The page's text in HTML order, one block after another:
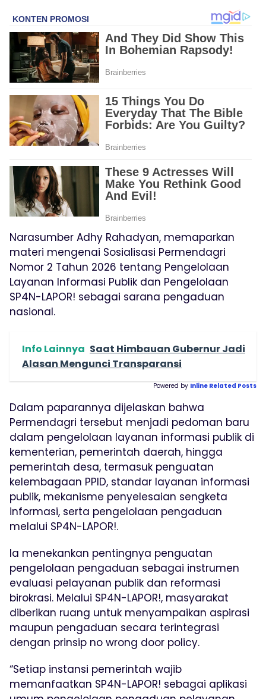
Narasumber Adhy Rahadyan, memaparkan
materi mengenai Sosialisasi Permendagri
Nomor 2 Tahun 2026 tentang Pengelolaan
Layanan Informasi Publik dan Pengelolaan
SP4N-LAPOR! sebagai sarana pengaduan
nasional.
Info Lainnya Saat Himbauan Gubernur Jadi
Alasan Mengunci Transparansi
Powered by Inline Related Posts
Dalam paparannya dijelaskan bahwa
Permendagri tersebut menjadi pedoman baru
dalam pengelolaan layanan informasi publik di
kementerian, pemerintah daerah, hingga
pemerintah desa, termasuk penguatan
kelembagaan PPID, standar layanan informasi
publik, mekanisme penyelesaian sengketa
informasi, serta pengelolaan pengaduan
melalui SP4N-LAPOR!.
Ia menekankan pentingnya penguatan
pengelolaan pengaduan sebagai instrumen
evaluasi pelayanan publik dan reformasi
birokrasi. Melalui SP4N-LAPOR!, masyarakat
diberikan ruang untuk menyampaikan aspirasi
maupun pengaduan secara terintegrasi
dengan prinsip no wrong door policy.
“Setiap instansi pemerintah wajib
memanfaatkan SP4N-LAPOR! sebagai aplikasi